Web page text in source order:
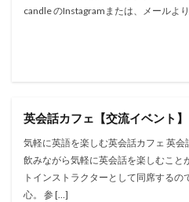
candle のInstagramまたは、メールよ
英会話カフェ【交流イベント】
気軽に英語を楽しむ英会話カフェ 英
飲みながら気軽に英会話を楽しむこと
トインストラクターとして同席する
心。 参 […]